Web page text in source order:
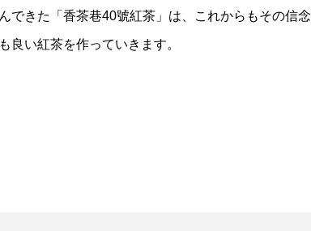
できた「香茶巷40號紅茶」は、これからもその信
良い紅茶を作っていきます。